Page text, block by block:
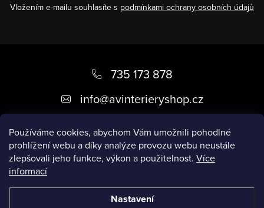
Používáme cookies, abychom Vám umožnili pohodlné
prohlížení webu a díky analýze provozu webu neustále
zlepšovali jeho funkce, výkon a použitelnost. Více
informací
Nastavení
Vložením e-mailu souhlasíte s podmínkami ochrany osobních údajů
a
735 173 878
info@avinterieryshop.cz
Užitečné informace